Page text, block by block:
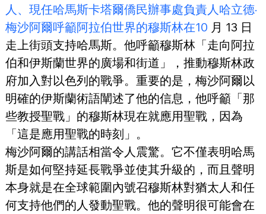
人、現任哈馬斯卡塔爾僑民辦事處負責人哈立德·
梅沙阿爾呼籲阿拉伯世界的穆斯林在10 月 13 日
走上街頭支持哈馬斯。他呼籲穆斯林「走向阿拉
伯和伊斯蘭世界的廣場和街道」，推動穆斯林政
府加入對以色列的戰爭。重要的是，梅沙阿爾以
明確的伊斯蘭術語闡述了他的信息，他呼籲「那
些教授聖戰」的穆斯林現在就應用聖戰，因為
「這是應用聖戰的時刻」。
梅沙阿爾的講話相當令人震驚。它不僅表明哈馬
斯是如何堅持延長戰爭並使其升級的，而且聲明
本身就是在全球範圍內號召穆斯林對猶太人和任
何支持他們的人發動聖戰。他的聲明很可能會在